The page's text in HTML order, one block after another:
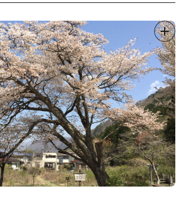
川柳コンテスト』の結果に
、誠にありがとうございます。
賞品をお送りいたしました。
1日～2024年1月31日
く夜空 鬼怒の谷』